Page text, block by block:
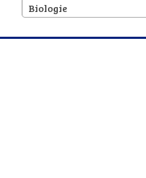
Biologie